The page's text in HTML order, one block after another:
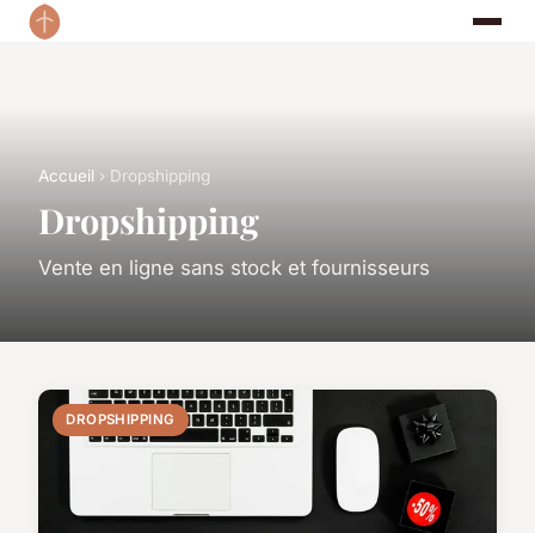
Accueil › Dropshipping
Dropshipping
Vente en ligne sans stock et fournisseurs
DROPSHIPPING